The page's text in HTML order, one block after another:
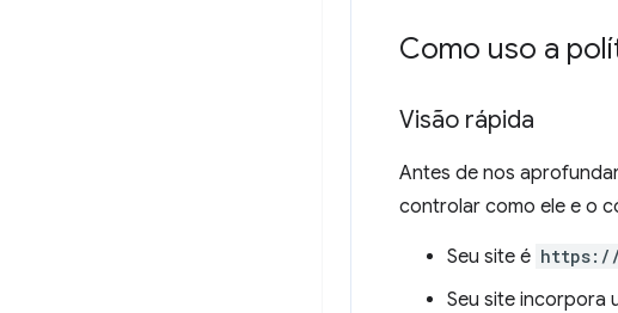
Como uso a
Visão rápida
Antes de nos
controlar como ele e o
Seu site é https://
Seu site incorpora